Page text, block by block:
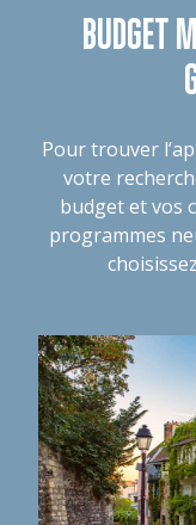
BUDGET
Pour trouver
votre
budget et vos
programmes